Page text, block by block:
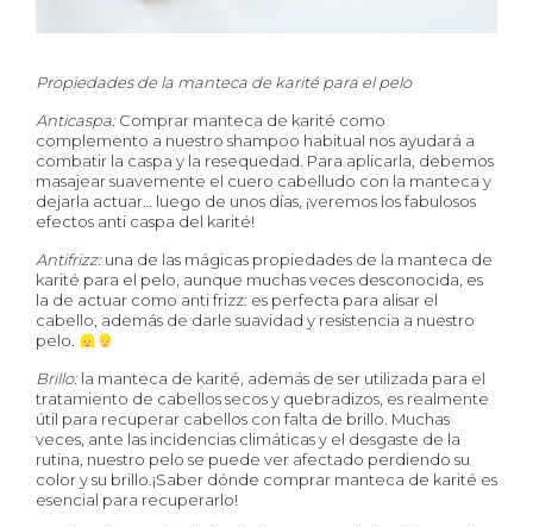
Propiedades de la manteca de karité para el pelo
Anticaspa:Comprar manteca de karité como
complemento a nuestro shampoo habitual nos ayudará a
combatir la caspa y la resequedad. Para aplicarla, debemos
masajear suavemente el cuero cabelludo con la manteca y
dejarla actuar… luego de unos días, ¡veremos los fabulosos
efectos anti caspa del karité!
Antifrizz:una de las mágicas propiedades de la manteca de
karité para el pelo, aunque muchas veces desconocida, es
la de actuar como anti frizz: es perfecta para alisar el
cabello, además de darle suavidad y resistencia a nuestro
pelo.
Brillo:la manteca de karité, además de ser utilizada para el
tratamiento de cabellos secos y quebradizos, es realmente
útil para recuperar cabellos con falta de brillo. Muchas
veces, ante las incidencias climáticas y el desgaste de la
rutina, nuestro pelo se puede ver afectado perdiendo su
color y su brillo.¡Saber dónde comprar manteca de karité es
esencial para recuperarlo!